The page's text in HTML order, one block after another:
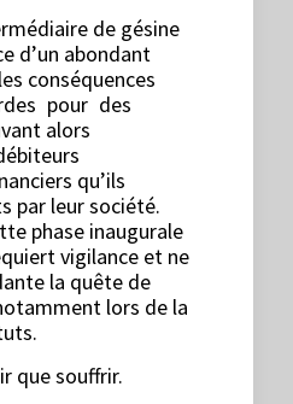
de gésine
d’un abondant
conséquences
pour des
alors
qu’ils
par leur société.
phase inaugurale
vigilance et ne
la quête de
lors de la
que souffrir.